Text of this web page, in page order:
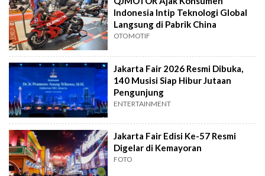
Indonesia Intip Teknologi Global
Langsung di Pabrik China
OTOMOTIF
Jakarta Fair 2026 Resmi Dibuka,
140 Musisi Siap Hibur Jutaan
Pengunjung
ENTERTAINMENT
Jakarta Fair Edisi Ke-57 Resmi
Digelar di Kemayoran
FOTO